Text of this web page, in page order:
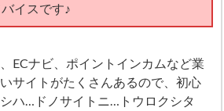
イスです♪
ECナビ、ポイントインカムなど業
サイトがたくさんあるので、初心
ハ…ドノサイトニ…トウロクシタ